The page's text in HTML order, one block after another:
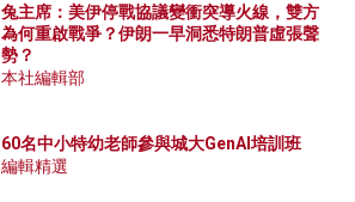
兔主席：美伊停戰協議變衝突導火線，雙方
為何重啟戰爭？伊朗一早洞悉特朗普虛張聲
勢？
本社編輯部
60名中小特幼老師參與城大GenAI培訓班
編輯精選